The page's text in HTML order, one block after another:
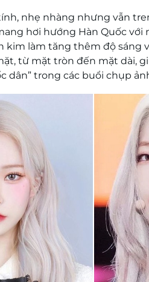
nhẹ nhàng nhưng vẫn
hơi hướng Hàn Quốc
kim làm tăng thêm độ sáng
từ mặt tròn đến mặt dài,
dân” trong các buổi chụp